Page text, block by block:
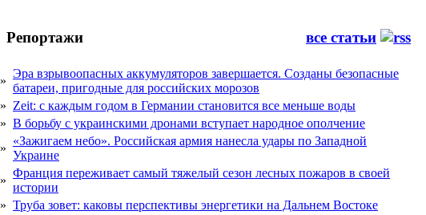
Репортажи все статьи
»
Эра взрывоопасных аккумуляторов завершается. Созданы безопасные
батареи, пригодные для российских морозов
» Zeit: с каждым годом в Германии становится все меньше воды
» В борьбу с украинскими дронами вступает народное ополчение
»
«Зажигаем небо». Российская армия нанесла удары по Западной
Украине
»
Франция переживает самый тяжелый сезон лесных пожаров в своей
истории
» Труба зовет: каковы перспективы энергетики на Дальнем Востоке